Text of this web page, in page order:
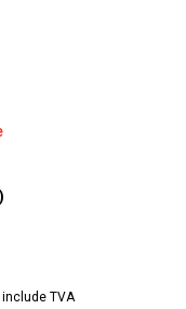
include TVA